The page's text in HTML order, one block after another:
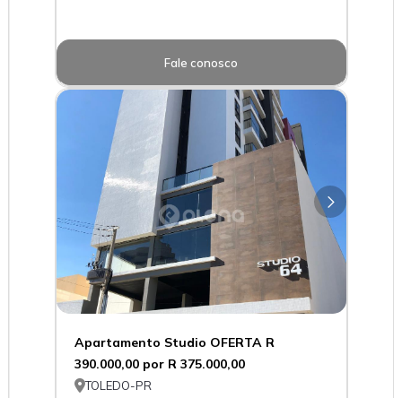
Fale conosco
Apartamento Studio OFERTA R
390.000,00 por R 375.000,00
TOLEDO-PR